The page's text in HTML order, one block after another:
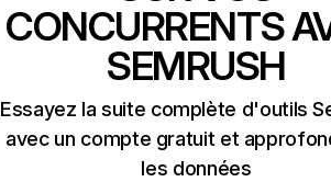
CONCURRENTS
SEMRUSH
Essayez la suite complète d'outils
avec un compte gratuit et
les données